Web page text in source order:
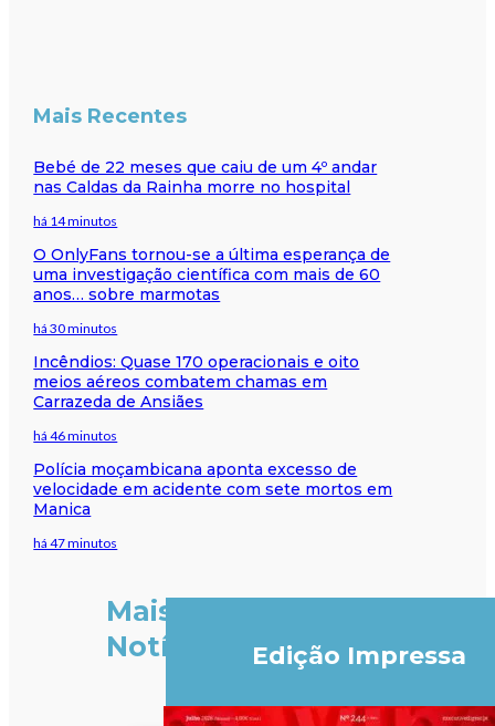
Mais Recentes
Bebé de 22 meses que caiu de um 4º andar
nas Caldas da Rainha morre no hospital
há 14 minutos
O OnlyFans tornou-se a última esperança de
uma investigação científica com mais de 60
anos… sobre marmotas
há 30 minutos
Incêndios: Quase 170 operacionais e oito
meios aéreos combatem chamas em
Carrazeda de Ansiães
há 46 minutos
Polícia moçambicana aponta excesso de
velocidade em acidente com sete mortos em
Manica
há 47 minutos
Mais
Notícias
Edição Impressa